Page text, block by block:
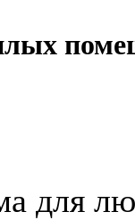
для